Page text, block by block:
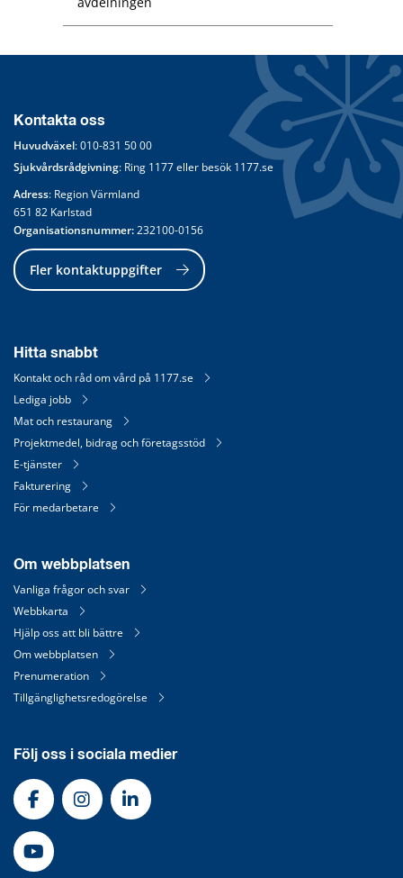
Kontakta oss
Huvudväxel: 010-831 50 00
Sjukvårdsrådgivning: Ring 1177 eller besök 1177.se
Adress: Region Värmland
651 82 Karlstad
Organisationsnummer: 232100-0156
Fler kontaktuppgifter
Hitta snabbt
Kontakt och råd om vård på 1177.se
Lediga jobb
Mat och restaurang
Projektmedel, bidrag och företagsstöd
E-tjänster
Fakturering
För medarbetare
Om webbplatsen
Vanliga frågor och svar
Webbkarta
Hjälp oss att bli bättre
Om webbplatsen
Prenumeration
Tillgänglighetsredogörelse
Följ oss i sociala medier